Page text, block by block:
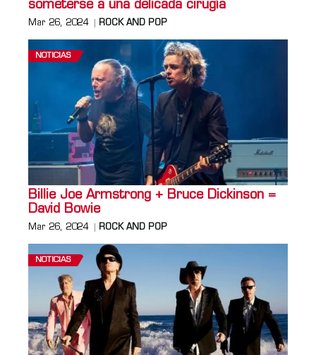
someterse a una delicada cirugía
Mar 26, 2024 ROCK AND POP
NOTICIAS
Billie Joe Armstrong + Bruce Dickinson =
David Bowie
Mar 26, 2024 ROCK AND POP
NOTICIAS